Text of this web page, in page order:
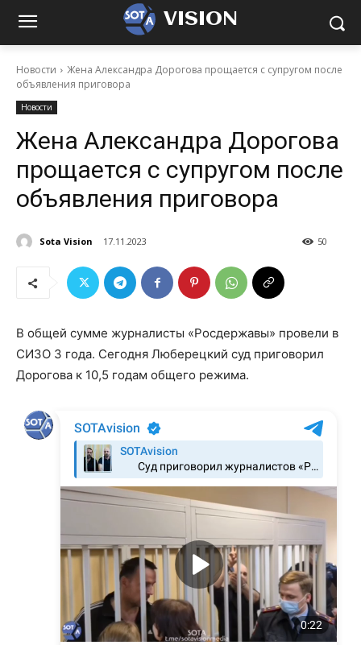
VISION
Новости
Жена Александра Дорогова прощается с супругом после
объявления приговора
Новости
Жена Александра Дорогова
прощается с супругом после
объявления приговора
Sota Vision 17.11.2023 50
В общей сумме журналисты «Росдержавы» провели в
СИЗО 3 года. Сегодня Люберецкий суд приговорил
Дорогова к 10,5 годам общего режима.